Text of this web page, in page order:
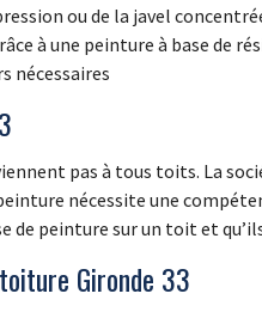
ou de la javel
à une peinture à base de
nécessaires
pas à tous toits. La
nécessite une
de peinture sur un toit et
Gironde 33